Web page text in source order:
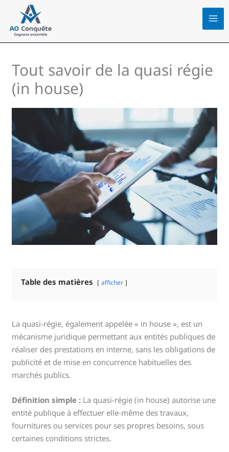
contenu
Tout savoir de la quasi régie
(in house)
Table des matières afficher
La quasi-régie, également appelée « in house », est un
mécanisme juridique permettant aux entités publiques de
réaliser des prestations en interne, sans les obligations de
publicité et de mise en concurrence habituelles des
marchés publics.
Définition simple : La quasi-régie (in house) autorise une
entité publique à effectuer elle-même des travaux,
fournitures ou services pour ses propres besoins, sous
certaines conditions strictes.